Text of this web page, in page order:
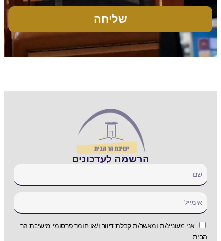
שליחה
הרשמה לעדכונים
אני מעוניינ/ת ומאשר/ת קבלת דיוור ו/או חומר פרסומי מישיבת הר
הבית